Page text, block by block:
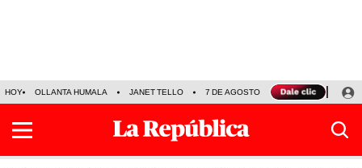
HOY OLLANTA HUMALA JANET TELLO 7 DE AGOSTO TINKA RESULTADOS